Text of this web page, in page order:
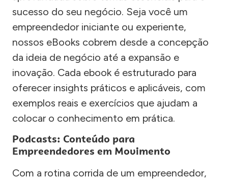
sucesso do seu negócio. Seja você um
empreendedor iniciante ou experiente,
nossos eBooks cobrem desde a concepção
da ideia de negócio até a expansão e
inovação. Cada ebook é estruturado para
oferecer insights práticos e aplicáveis, com
exemplos reais e exercícios que ajudam a
colocar o conhecimento em prática.
Podcasts: Conteúdo para
Empreendedores em Movimento
Com a rotina corrida de um empreendedor,